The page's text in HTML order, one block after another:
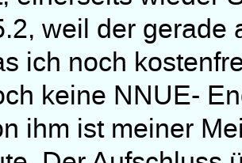
weil der gerade
ich noch
keine NNUE-
ihm ist meiner